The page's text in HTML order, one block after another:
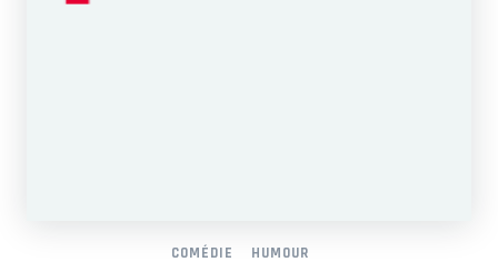
COMÉDIE HUMOUR